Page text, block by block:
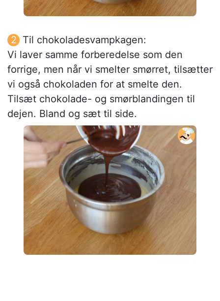
Til chokoladesvampkagen:
Vi laver samme forberedelse som den
forrige, men når vi smelter smørret, tilsætter
vi også chokoladen for at smelte den.
Tilsæt chokolade- og smørblandingen til
dejen. Bland og sæt til side.